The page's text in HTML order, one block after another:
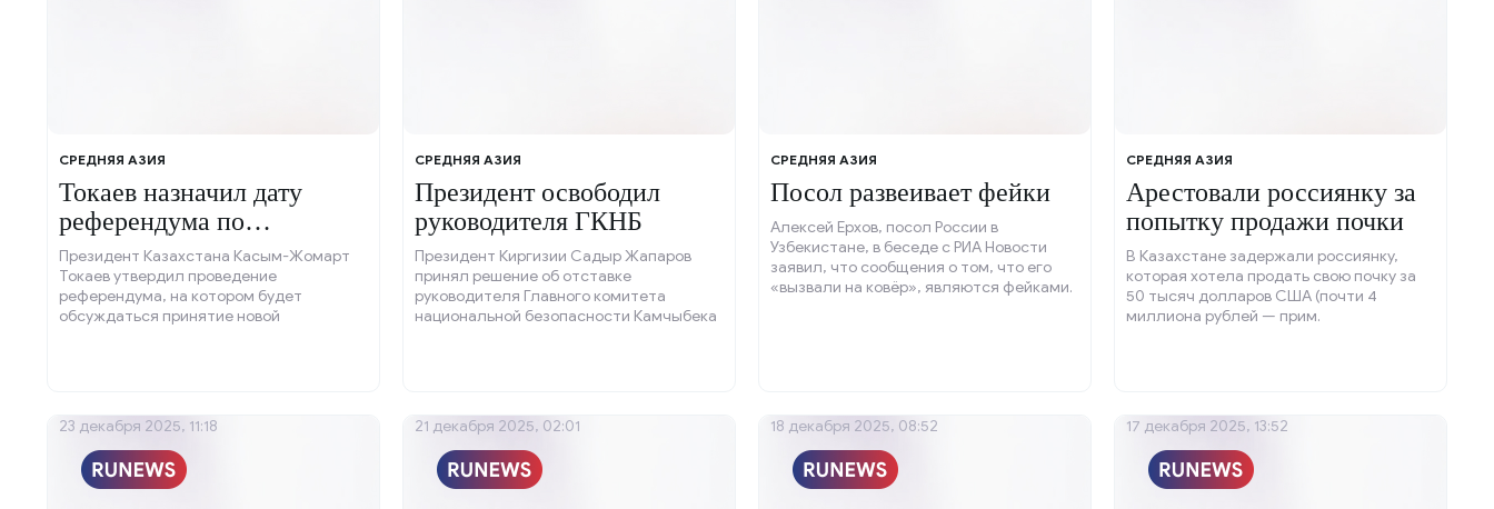
СРЕДНЯЯ АЗИЯ
Токаев назначил дату
референдума по
Конституции
Президент Казахстана Касым-Жомарт
Токаев утвердил проведение
референдума, на котором будет
обсуждаться принятие новой
СРЕДНЯЯ АЗИЯ
Президент освободил
руководителя ГКНБ
Президент Киргизии Садыр Жапаров
принял решение об отставке
руководителя Главного комитета
национальной безопасности Камчыбека
СРЕДНЯЯ АЗИЯ
Посол развеивает фейки
Алексей Ерхов, посол России в
Узбекистане, в беседе с РИА Новости
заявил, что сообщения о том, что его
«вызвали на ковёр», являются фейками.
СРЕДНЯЯ АЗИЯ
Арестовали россиянку за
попытку продажи почки
В Казахстане задержали россиянку,
которая хотела продать свою почку за
50 тысяч долларов США (почти 4
миллиона рублей — прим.
23 декабря 2025, 11:18 21 декабря 2025, 02:01 18 декабря 2025, 08:52 17 декабря 2025, 13:52